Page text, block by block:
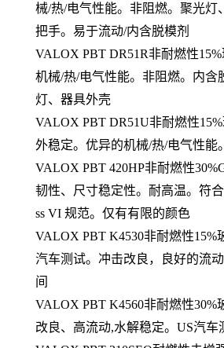
械/热/电气性能。非阻燃。聚光灯
把手。易于流动/内含脱模剂
VALOX PBT DR51R非耐燃性
机械/热/电气性能。非阻燃。内含
灯、器具外壳
VALOX PBT DR51U非耐燃性
外稳定。优异的机械/热/电气性能
VALOX PBT 420HP非耐燃性
韧性、尺寸稳定性。耐高温。符合
ss VI 规范。仅有有限的颜色
VALOX PBT K4530非耐燃性15%
汽车测试。冲击改良，良好的流
间
VALOX PBT K4560非耐燃性30%
改良、高流动,水解稳定。US汽车